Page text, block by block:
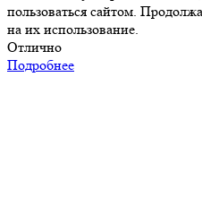
пользоваться сайтом.
на их использование.
Отлично
Подробнее